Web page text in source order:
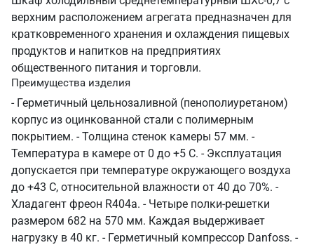
верхним расположением агрегата предназначен для
кратковременного хранения и охлаждения пищевых
продуктов и напитков на предприятиях
общественного питания и торговли.
Преимущества изделия
- Герметичный цельнозаливной (пенополиуретаном)
корпус из оцинкованной стали с полимерным
покрытием. - Толщина стенок камеры 57 мм. -
Температура в камере от 0 до +5 С. - Эксплуатация
допускается при температуре окружающего воздуха
до +43 С, относительной влажности от 40 до 70%. -
Хладагент фреон R404а. - Четыре полки-решетки
размером 682 на 570 мм. Каждая выдерживает
нагрузку в 40 кг. - Герметичный компрессор Danfoss. -